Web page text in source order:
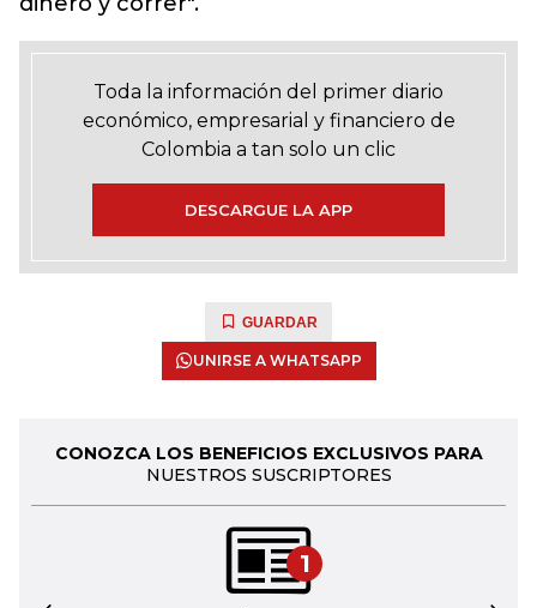
Toda la información del primer diario
económico, empresarial y financiero de
Colombia a tan solo un clic
DESCARGUE LA APP
GUARDAR
UNIRSE A WHATSAPP
CONOZCA LOS BENEFICIOS EXCLUSIVOS PARA
NUESTROS SUSCRIPTORES
1